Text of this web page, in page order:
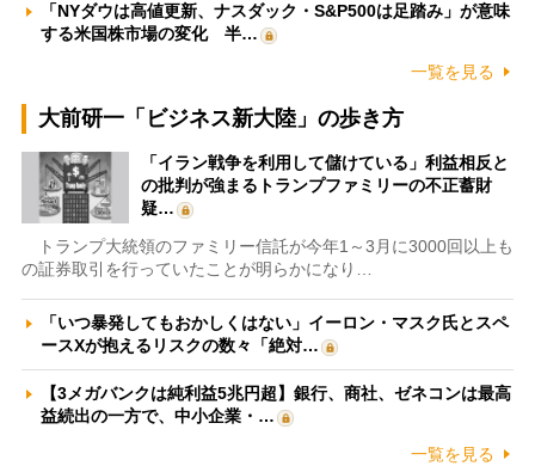
「NYダウは高値更新、ナスダック・S&P500は足踏み」が意味
する米国株市場の変化 半…
一覧を見る
大前研一「ビジネス新大陸」の歩き方
「イラン戦争を利用して儲けている」利益相反と
の批判が強まるトランプファミリーの不正蓄財
疑…
トランプ大統領のファミリー信託が今年1～3月に3000回以上も
の証券取引を行っていたことが明らかになり…
「いつ暴発してもおかしくはない」イーロン・マスク氏とスペ
ースXが抱えるリスクの数々「絶対…
【3メガバンクは純利益5兆円超】銀行、商社、ゼネコンは最高
益続出の一方で、中小企業・…
一覧を見る